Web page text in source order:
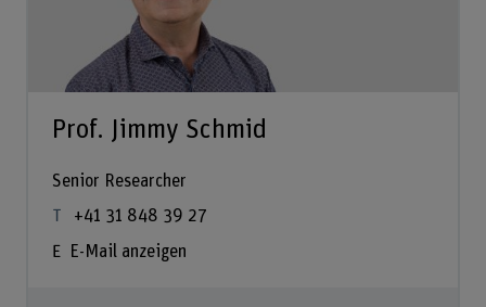
Prof. Jimmy Schmid
Senior Researcher
+41 31 848 39 27
E-Mail anzeigen